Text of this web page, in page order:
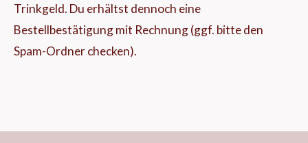
Trinkgeld. Du erhältst dennoch eine
Bestellbestätigung mit Rechnung (ggf. bitte den
Spam-Ordner checken).